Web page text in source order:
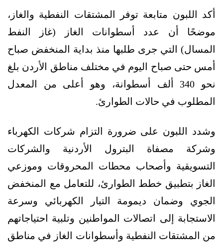
أكد اللبون متابعة توفر المشتقات النفطية والغاز،
موضحًا أن عدد أسطوانات الغاز (غاز النفط
المسال) التي جرى طلبها منذ بداية المنخفض صباح
أمس حتى صباح اليوم في مختلف مناطق الأردن بلغ
نحو 340 ألف أسطوانة، وهو أعلى من المعدل
المطلوب في حالات الطوارئ.
وشدد اللبون على ضرورة التزام شركات الكهرباء
وشركة مصفاة البترول الأردنية والشركات
التسويقية وأصحاب محطات المحروقات وموزعي
الغاز بتطبيق خطط الطوارئ، للتعامل مع المنخفض
الجوي وضمان ديمومة التيار الكهربائي وسرعة
الاستجابة إلى اتصالات المواطنين وتلبية احتياجاتهم
من المشتقات النفطية وأسطوانات الغاز في مناطق